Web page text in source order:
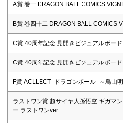
A賞 巻一 DRAGON BALL COMICS
B賞 巻四十二 DRAGON BALL COMICS
C賞 40周年記念 見開きビジュアルボー
C賞 40周年記念 見開きビジュアルボー
F賞 ACLLECT -ドラゴンボール- ～鳥山
ラストワン賞 超サイヤ人孫悟空 ギガマ
ー ラストワンver.